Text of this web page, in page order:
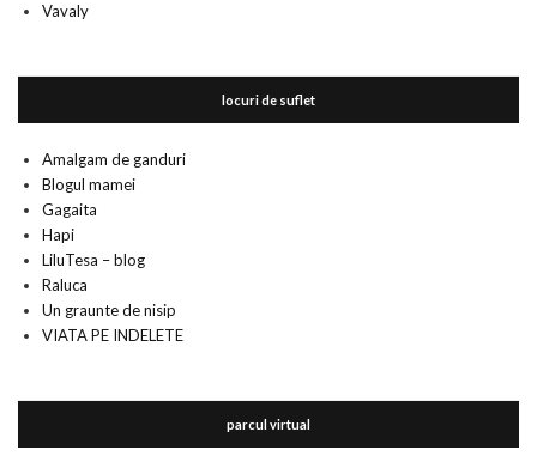
Vavaly
locuri de suflet
Amalgam de ganduri
Blogul mamei
Gagaita
Hapi
LiluTesa – blog
Raluca
Un graunte de nisip
VIATA PE INDELETE
parcul virtual